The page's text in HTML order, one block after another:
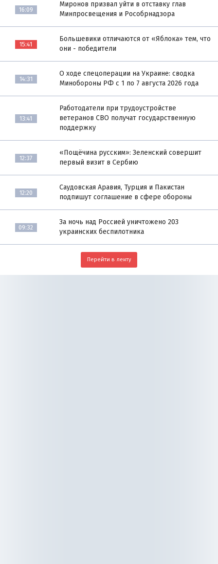
16:09
Миронов призвал уйти в отставку глав
Минпросвещения и Рособрнадзора
15:41
Большевики отличаются от «Яблока» тем, что
они - победители
14:31
О ходе спецоперации на Украине: сводка
Минобороны РФ с 1 по 7 августа 2026 года
13:41
Работодатели при трудоустройстве
ветеранов СВО получат государственную
поддержку
12:37
«Пощёчина русским»: Зеленский совершит
первый визит в Сербию
12:20
Саудовская Аравия, Турция и Пакистан
подпишут соглашение в сфере обороны
09:32
За ночь над Россией уничтожено 203
украинских беспилотника
Перейти в ленту